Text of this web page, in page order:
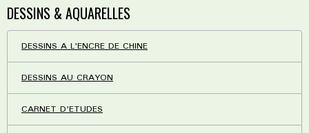
DESSINS & AQUARELLES
DESSINS A L'ENCRE DE CHINE
DESSINS AU CRAYON
CARNET D'ETUDES